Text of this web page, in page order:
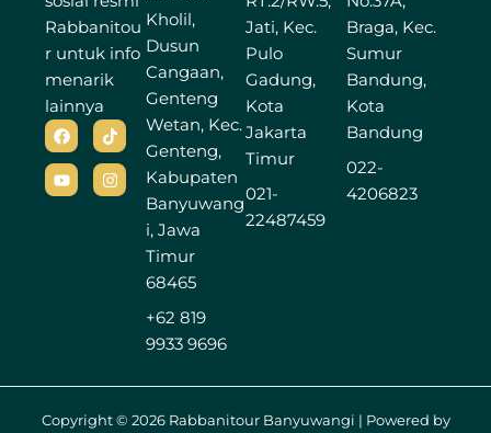
Rabbanitou
r untuk info
menarik
lainnya
F
a
c
e
b
T
i
k
t
o
Y
o
u
t
u
I
n
s
t
a
Kholil,
Dusun
Cangaan,
Genteng
Wetan, Kec.
Genteng,
Kabupaten
Banyuwang
i, Jawa
Timur
68465
+62 819
9933 9696
Jati, Kec.
Pulo
Gadung,
Kota
Jakarta
Timur
021-
22487459
Braga, Kec.
Sumur
Bandung,
Kota
Bandung
022-
4206823
Copyright © 2026 Rabbanitour Banyuwangi | Powered by